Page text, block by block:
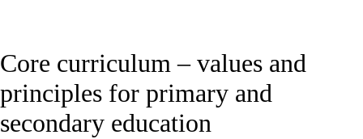
Core curriculum – values and
principles for primary and
secondary education